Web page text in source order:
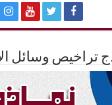
تراخيص وسائل